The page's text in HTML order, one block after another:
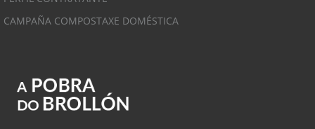
CAMPAÑA COMPOSTAXE DOMÉSTICA